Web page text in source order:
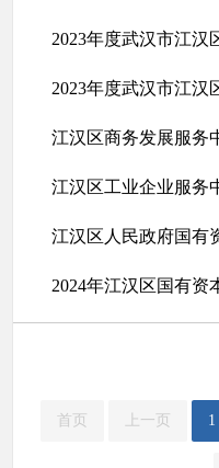
2024年江汉区国有资
首页 上一页 1